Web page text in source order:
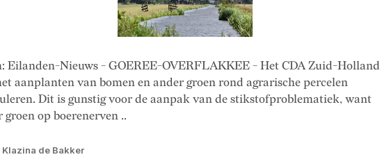
Eilanden-Nieuws - GOEREE-OVERFLAKKEE - Het CDA Zuid-Holland
aanplanten van bomen en ander groen rond agrarische percelen
Dit is gunstig voor de aanpak van de stikstofproblematiek, want
groen op boerenerven ..
Klazina de Bakker